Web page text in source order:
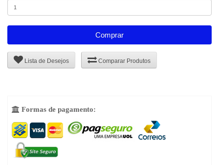
Comprar
Lista de Desejos Comparar Produtos
 Formas de pagamento: